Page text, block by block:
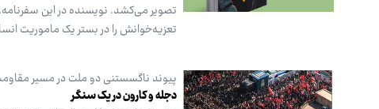
تصویر می‌کشد. نویسنده در این
تعزیه‌خوانش را در بستر یک ماموریت
پیوند ناگسستنی دو ملت در مسیر
دجله و کارون در یک سنگر